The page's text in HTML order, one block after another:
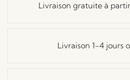
Livraison gratuite à
Livraison 1-4 jours